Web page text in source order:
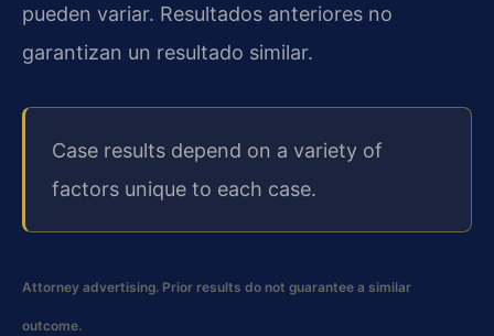
pueden variar. Resultados anteriores no
garantizan un resultado similar.
Case results depend on a variety of
factors unique to each case.
Attorney advertising. Prior results do not guarantee a similar
outcome.